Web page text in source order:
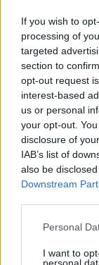
If you wish to
processing of
targeted
section to
opt-out request
interest-based
us or personal
your opt-out.
disclosure of
IAB’s list of
also be
Downstream
Please note
not limited to
Personal
I want to
TAGS:
BEST